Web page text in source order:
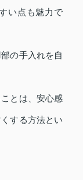
い点も魅力で
の手入れを自
とは、安心感
する方法とい